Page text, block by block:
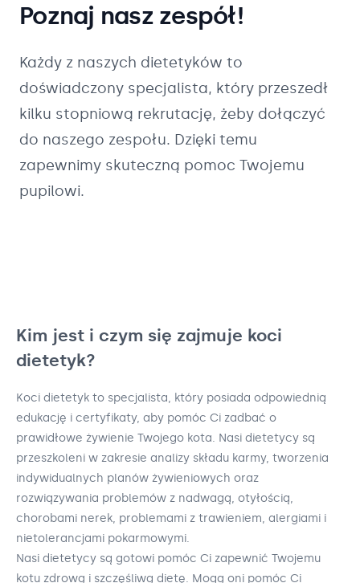
Poznaj nasz zespół!
Każdy z naszych dietetyków to
doświadczony specjalista, który przeszedł
kilku stopniową rekrutację, żeby dołączyć
do naszego zespołu. Dzięki temu
zapewnimy skuteczną pomoc Twojemu
pupilowi.
Kim jest i czym się zajmuje koci
dietetyk?
Koci dietetyk to specjalista, który posiada odpowiednią
edukację i certyfikaty, aby pomóc Ci zadbać o
prawidłowe żywienie Twojego kota. Nasi dietetycy są
przeszkoleni w zakresie analizy składu karmy, tworzenia
indywidualnych planów żywieniowych oraz
rozwiązywania problemów z nadwagą, otyłością,
chorobami nerek, problemami z trawieniem, alergiami i
nietolerancjami pokarmowymi.
Nasi dietetycy są gotowi pomóc Ci zapewnić Twojemu
kotu zdrową i szczęśliwą dietę. Mogą oni pomóc Ci